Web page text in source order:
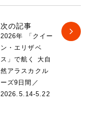
次の記事
2026年 「クイー
ン・エリザベ
ス」で航く 大自
然アラスカクル
ーズ9日間／
2026.5.14-5.22